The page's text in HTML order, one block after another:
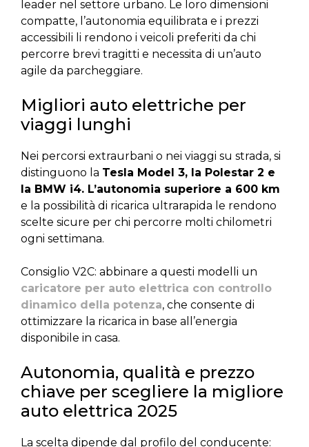
leader nel settore urbano. Le loro dimensioni
compatte, l’autonomia equilibrata e i prezzi
accessibili li rendono i veicoli preferiti da chi
percorre brevi tragitti e necessita di un’auto
agile da parcheggiare.
Migliori auto elettriche per
viaggi lunghi
Nei percorsi extraurbani o nei viaggi su strada, si
distinguono la Tesla Model 3, la Polestar 2 e
la BMW i4. L’autonomia superiore a 600 km
e la possibilità di ricarica ultrarapida le rendono
scelte sicure per chi percorre molti chilometri
ogni settimana.
Consiglio V2C: abbinare a questi modelli un
caricatore per auto elettrica con controllo
dinamico della potenza, che consente di
ottimizzare la ricarica in base all’energia
disponibile in casa.
Autonomia, qualità e prezzo
chiave per scegliere la migliore
auto elettrica 2025
La scelta dipende dal profilo del conducente: